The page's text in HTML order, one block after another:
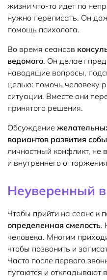
жизни что-то идет по
нужно переписать. Он
помощь психолога.
Во время сеансов
ведомого. Он делает
наводящие вопросы,
целью: помочь человеку
ситуации. Вместе они
принятого решения.
Обсуждение
вариантов развития
личностный конфликт,
и внутреннего
Неуверенный
Чтобы прийти на сеанс к
определенная смелость.
человека. Многим
чтобы позвонить и
Часто после первого
пугаются и откладывают